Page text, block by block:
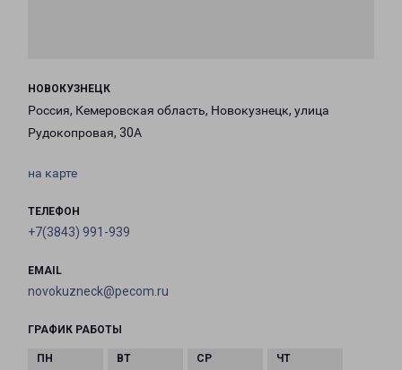
НОВОКУЗНЕЦК
Россия, Кемеровская область, Новокузнецк, улица
Рудокопровая, 30А
на карте
ТЕЛЕФОН
+7(3843) 991-939
EMAIL
novokuzneck@pecom.ru
ГРАФИК РАБОТЫ